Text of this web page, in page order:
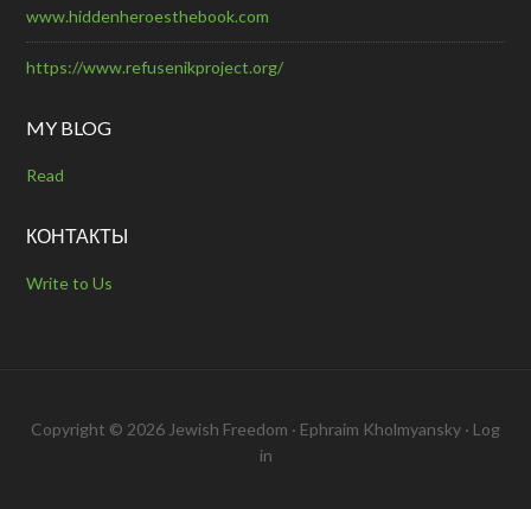
www.hiddenheroesthebook.com
https://www.refusenikproject.org/
MY BLOG
Read
КОНТАКТЫ
Write to Us
Copyright © 2026 Jewish Freedom · Ephraim Kholmyansky · Log
in